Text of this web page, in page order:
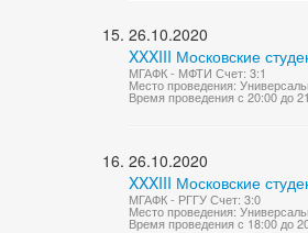
26.10.2020
XXXIII Московские
МГАФК - МФТИ Счет: 3:1
Место проведения:
Время проведения с 20:00 до
26.10.2020
XXXIII Московские
МГАФК - РГГУ Счет: 3:0
Место проведения:
Время проведения с 18:00 до